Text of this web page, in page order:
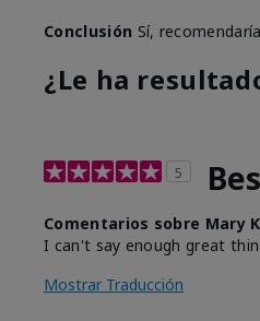
Conclusión Sí,
¿Le ha
5
Comentarios sobre Mary
I can't say enough great
Mostrar Traducción